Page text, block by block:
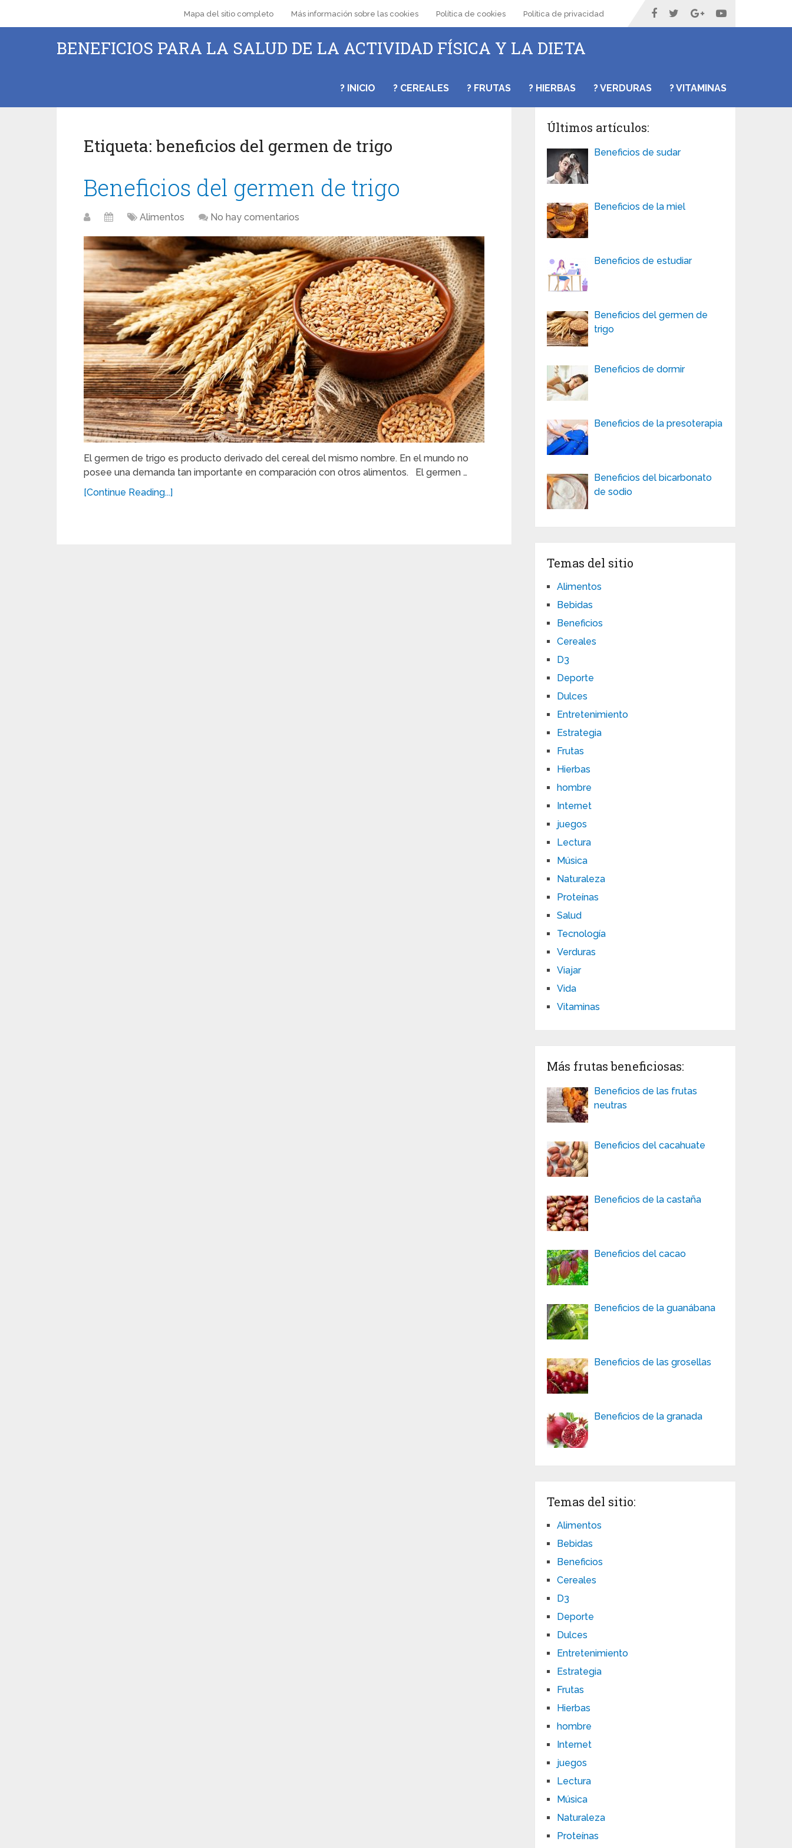
Mapa del sitio completo Más información sobre las cookies Política de cookies Política de privacidad
BENEFICIOS PARA LA SALUD DE LA ACTIVIDAD FÍSICA Y LA DIETA
? INICIO ? CEREALES ? FRUTAS ? HIERBAS ? VERDURAS ? VITAMINAS
Etiqueta: beneficios del germen de trigo
Beneficios del germen de trigo
Alimentos No hay comentarios
El germen de trigo es producto derivado del cereal del mismo nombre. En el mundo no
posee una demanda tan importante en comparación con otros alimentos. El germen …
[Continue Reading...]
Últimos artículos:
Beneficios de sudar
Beneficios de la miel
Beneficios de estudiar
Beneficios del germen de
trigo
Beneficios de dormir
Beneficios de la presoterapia
Beneficios del bicarbonato
de sodio
Temas del sitio
Alimentos
Bebidas
Beneficios
Cereales
D3
Deporte
Dulces
Entretenimiento
Estrategia
Frutas
Hierbas
hombre
Internet
juegos
Lectura
Música
Naturaleza
Proteínas
Salud
Tecnología
Verduras
Viajar
Vida
Vitaminas
Más frutas beneficiosas:
Beneficios de las frutas
neutras
Beneficios del cacahuate
Beneficios de la castaña
Beneficios del cacao
Beneficios de la guanábana
Beneficios de las grosellas
Beneficios de la granada
Temas del sitio:
Alimentos
Bebidas
Beneficios
Cereales
D3
Deporte
Dulces
Entretenimiento
Estrategia
Frutas
Hierbas
hombre
Internet
juegos
Lectura
Música
Naturaleza
Proteínas